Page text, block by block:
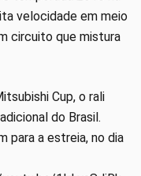
velocidade em meio
circuito que mistura
Cup, o rali
do Brasil.
para a estreia, no dia